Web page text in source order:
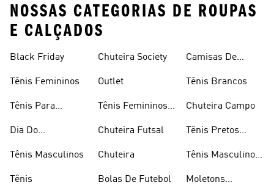
NOSSAS CATEGORIAS DE ROUPAS
E CALÇADOS
Black Friday
Tênis Femininos
Tênis Para
Dia Do
Tênis Masculinos
Tênis
Chuteira Society
Outlet
Tênis Femininos
Chuteira Futsal
Chuteira
Bolas De Futebol
Camisas De
Tênis Brancos
Chuteira Campo
Tênis Pretos
Tênis Masculino
Moletons